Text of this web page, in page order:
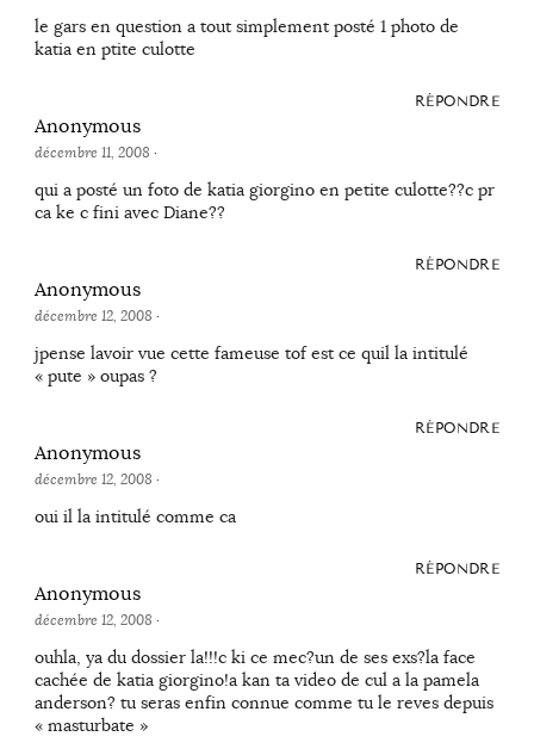
le gars en question a tout simplement posté 1 photo de
katia en ptite culotte
RÉPONDRE
Anonymous
décembre 11, 2008 ·
qui a posté un foto de katia giorgino en petite culotte??c pr
ca ke c fini avec Diane??
RÉPONDRE
Anonymous
décembre 12, 2008 ·
jpense lavoir vue cette fameuse tof est ce quil la intitulé
« pute » oupas ?
RÉPONDRE
Anonymous
décembre 12, 2008 ·
oui il la intitulé comme ca
RÉPONDRE
Anonymous
décembre 12, 2008 ·
ouhla, ya du dossier la!!!c ki ce mec?un de ses exs?la face
cachée de katia giorgino!a kan ta video de cul a la pamela
anderson? tu seras enfin connue comme tu le reves depuis
« masturbate »